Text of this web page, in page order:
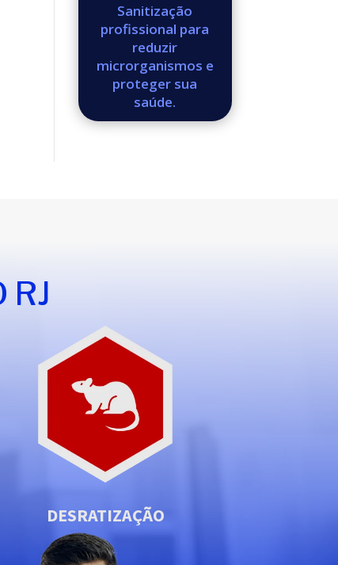
Sanitização
profissional para
reduzir
microrganismos e
proteger sua
saúde.
RJ
DESRATIZAÇÃO